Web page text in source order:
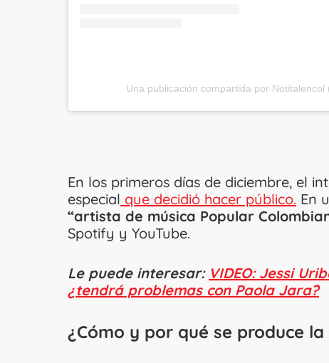
Una publicación compartida por Notitalencol
En los primeros días de diciembre, el
especial que decidió hacer público. En
“artista de música Popular
Spotify y YouTube.
Le puede interesar: VIDEO: Jessi
¿tendrá problemas con Paola Jara?
¿Cómo y por qué se produce